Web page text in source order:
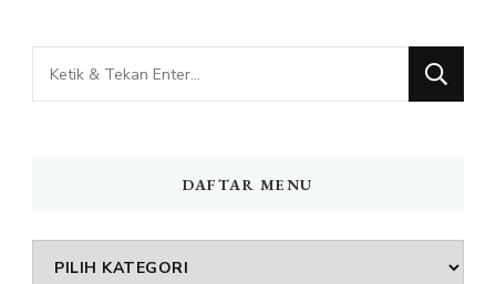
Mencari
Sesuatu?
DAFTAR MENU
DAFTAR